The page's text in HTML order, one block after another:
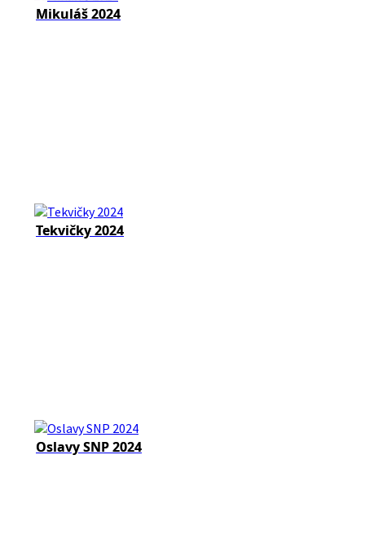
Mikuláš 2024
Tekvičky 2024
Oslavy SNP 2024